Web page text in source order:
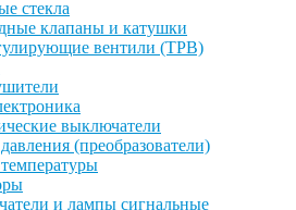
стекла
клапаны и катушки
вентили (ТРВ)
выключатели
(преобразователи)
и лампы сигнальные